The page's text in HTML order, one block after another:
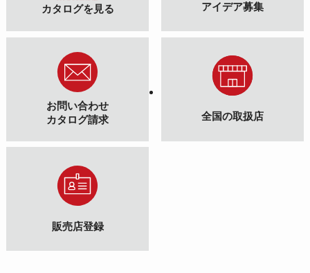
カタログを見る アイデア募集
お問い合わせ
カタログ請求
全国の取扱店
販売店登録